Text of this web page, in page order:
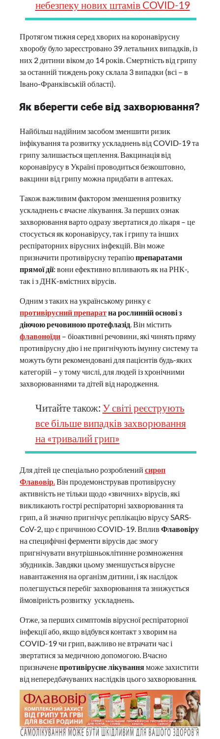
небезпеку нових штамів COVID-19
Протягом тижня серед хворих на коронавірусну
хворобу було зареєстровано 39 летальних випадків, із
них 2 дитини віком до 14 років. Смертність від грипу
за останній тиждень року склала 3 випадки (всі – в
Івано-Франківській області).
Як вберегти себе від захворювання?
Найбільш надійним засобом зменшити ризик
інфікування та розвитку ускладнень від COVID-19 та
грипу залишається щеплення. Вакцинація від
коронавірусу в Україні проводиться безкоштовно,
вакцини від грипу можна придбати в аптеках.
Також важливим фактором зменшення розвитку
ускладнень є вчасне лікування. За перших ознак
захворювання варто одразу звертатися до лікаря – це
стосується як коронавірусу, так і грипу та інших
респіраторних вірусних інфекцій. Він може
призначити противірусну терапіюпрепаратами
прямої дії: вони ефективно впливають як на РНК-,
так і з ДНК-вмістних вірусів.
Одним з таких на українському ринку є
противірусний препаратна рослинній основі з
діючою речовиною протефлазід. Він містить
флавоноїди – біоактивні речовини, які чинять пряму
противірусну дію і не пригнічують імунну систему та
можуть бути рекомендовані для пацієнтів будь-яких
категорій – у тому числі, для людей із хронічними
захворюваннями та дітей від народження.
Читайте також: У світі реєструють
все більше випадків захворювання
на «тривалий грип»
Для дітей це спеціально розроблений сироп
Флавовір Він продемонстрував противірусну
активність не тільки щодо «звичних» вірусів, які
викликають гострі респіраторні захворювання та
грип, а й значно пригнічує реплікацію вірусу SARS-
CoV-2, що є причиною COVID-19. Вплив Флавовіру
на специфічні ферменти вірусів дає змогу
пригнічувати внутрішньоклітинне розмноження
збудників. Завдяки цьому зменшується вірусне
навантаження на організм дитини, і як наслідок
полегшується перебіг захворювання та знижується
ймовірність розвитку ускладнень.
Отже, за перших симптомів вірусної респіраторної
інфекції або, якщо відбувся контакт з хворим на
COVID-19 чи грип, важливо не втрачати час і
звертатися за медичною допомогою. Вчасно
призначенепротивірусне лікуванняможе захистити
від непередбачуваних наслідків цього захворювання.